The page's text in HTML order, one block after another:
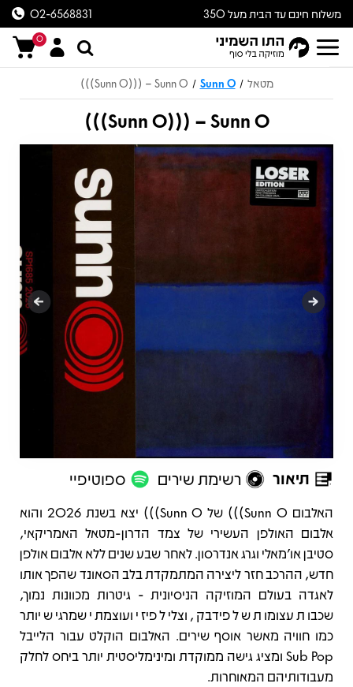
משלוח חינם עד הבית מעל 350
ש״ח
02-6568831
0
מטאל /
Sunn O
/
Sunn O))) – Sunn O)))
Sunn O))) – Sunn O)))
תיאור רשימת שירים ספוטיפיי
תיאור
האלבום Sunn O))) של Sunn O))) יצא בשנת 2026 והוא
אלבום האולפן העשירי של צמד הדרון-מטאל האמריקאי,
סטיבן או'מאלי וגרג אנדרסון. לאחר שבע שנים ללא אלבום אולפן
חדש, ההרכב חזר ליצירה המתמקדת בלב הסאונד שהפך אותו
לאגדה בעולם המוזיקה הניסיונית - גיטרות מכוונות נמוך,
שכבות עצומות של פידבק, וצליל פיזי ועוצמתי שמרגיש יותר
כמו חוויה מאשר אוסף שירים. האלבום הוקלט עבור הלייבל
Sub Pop ומציג גישה ממוקדת ומינימליסטית יותר ביחס לחלק
מעבודותיהם המאוחרות.